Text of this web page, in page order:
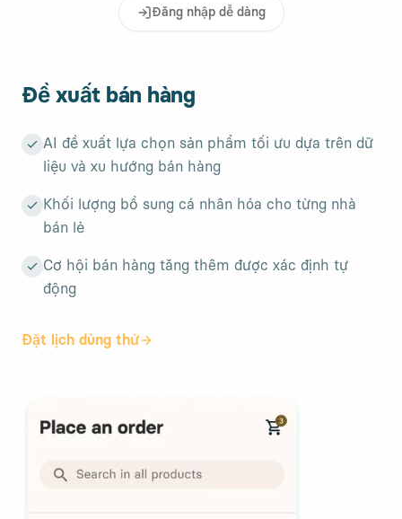
Đăng nhập dễ dàng
Đề xuất bán hàng
AI đề xuất lựa chọn sản phẩm tối ưu dựa trên dữ
liệu và xu hướng bán hàng
Khối lượng bổ sung cá nhân hóa cho từng nhà
bán lẻ
Cơ hội bán hàng tăng thêm được xác định tự
động
Đặt lịch dùng thử